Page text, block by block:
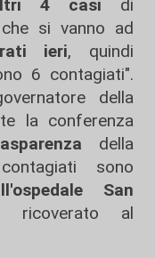
4 casi di
si vanno ad
ieri, quindi
6 contagiati".
della
la conferenza
della
sono
San
al